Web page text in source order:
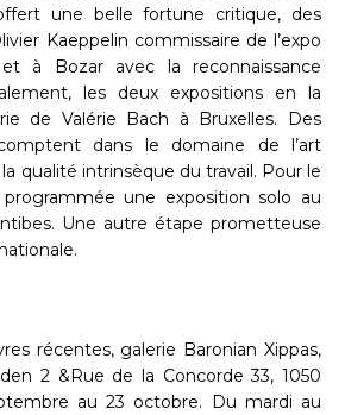
une belle fortune critique, des
Kaeppelin commissaire de l’expo
à Bozar avec la reconnaissance
les deux expositions en la
de Valérie Bach à Bruxelles. Des
dans le domaine de l’art
qualité intrinsèque du travail. Pour le
une exposition solo au
Une autre étape prometteuse
récentes, galerie Baronian Xippas,
2 &Rue de la Concorde 33, 1050
au 23 octobre. Du mardi au